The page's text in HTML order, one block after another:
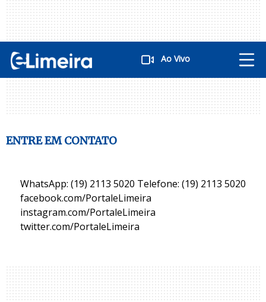
Ao Vivo
ENTRE EM CONTATO
WhatsApp: (19) 2113 5020 Telefone: (19) 2113 5020
facebook.com/PortaleLimeira
instagram.com/PortaleLimeira
twitter.com/PortaleLimeira